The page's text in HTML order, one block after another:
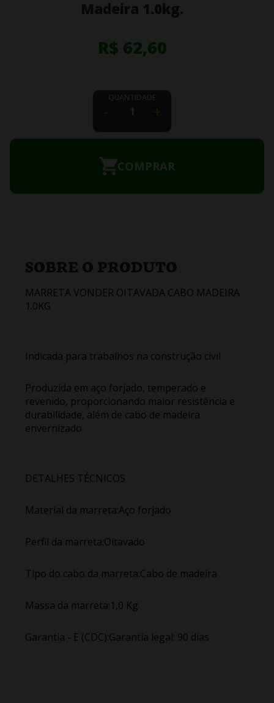
R$ 62,60
COMPRAR
SOBRE O PRODUTO
MARRETA VONDER OITAVADA CABO MADEIRA
1.0KG
Indicada para trabalhos na construção civil
Produzida em aço forjado, temperado e
revenido, proporcionando maior resistência e
durabilidade, além de cabo de madeira
envernizado
DETALHES TÉCNICOS
Material da marreta:Aço forjado
Perfil da marreta:Oitavado
Tipo do cabo da marreta:Cabo de madeira
Massa da marreta:1,0 Kg
Garantia - E (CDC):Garantia legal: 90 dias